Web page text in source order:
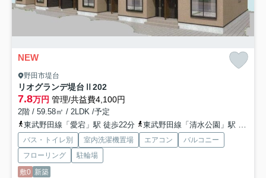
NEW
野田市堤台
リオグランデ堤台Ⅱ 202
7.8万円 管理/共益費4,100円
2階 / 59.58㎡ / 2LDK /予定
東武野田線「愛宕」駅 徒歩22分
東武野田線「清水公園」駅 徒歩25分
バス・トイレ別 室内洗濯機置場 エアコン
バルコニー
フローリング
駐輪場
敷0 新築